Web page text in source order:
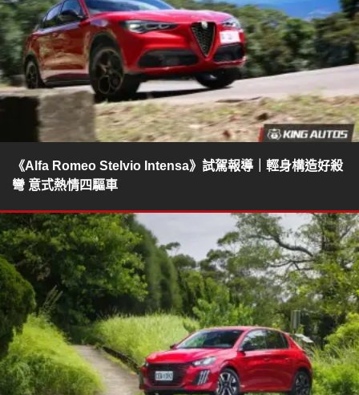
《Alfa Romeo Stelvio Intensa》試駕報導｜輕身構造好殺
彎 意式熱情四驅車